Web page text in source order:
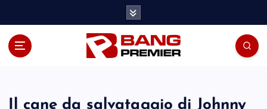
Il cane da salvataggio di Johnny